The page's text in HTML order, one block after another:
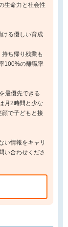
生命力と社会性
る優しい育成
ち帰り残業も
100%の離職率
最優先できる
月2時間と少な
顔で子どもと接
い情報をキャリ
い合わせくださ